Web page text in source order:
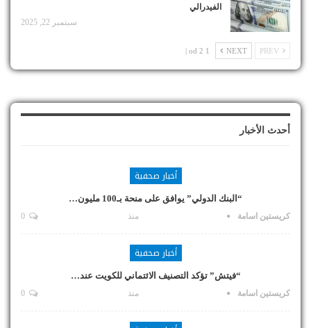
الفيدرالي
سبتمبر 22, 2025
NEXT
1 od 2 |
أحدث الأخبار
أخبار صحفية
“البنك الدولي” يوافق على منحة بـ100 مليون…
كريستين اسامة منذ
أخبار صحفية
“فيتش” تؤكد التصنيف الائتماني للكويت عند…
كريستين اسامة منذ